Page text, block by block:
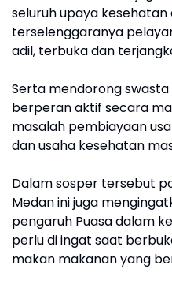
seluruh upaya
terselenggaranya
adil, terbuka dan
Serta mendorong
berperan aktif secara
masalah pembiayaan
dan usaha kesehatan
Dalam sosper tersebut
Medan ini juga
pengaruh Puasa dalam
perlu di ingat saat
makan makanan yang